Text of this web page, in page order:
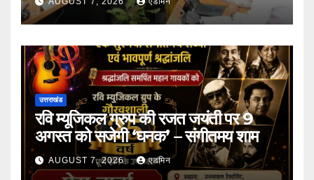
उत्तराखंड
रवि म्यूजिकल ग्रुप की रजत जयंती पर 9
अगस्त को सजेगी ‘घनक’ – संगीतमय शाम
AUGUST 7, 2026 एडमिन